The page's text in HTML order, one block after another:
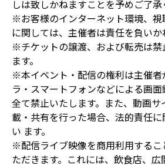
しは致しかねますことを予めご了承
※お客様のインターネット環境、
に関しては、主催者は責任を負いか
※チケットの譲渡、および転売は禁
ます。
※本イベント・配信の権利は主催者
ラ・スマートフォンなどによる画
全て禁止いたします。また、動画サ
載・共有を行った場合、法的責任
い ます。
※配信ライブ映像を商用利用するこ
ただきます。これには、飲食店、